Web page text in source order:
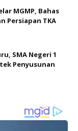
MGMP, Bahas
Persiapan TKA
SMA Negeri 1
Penyusunan